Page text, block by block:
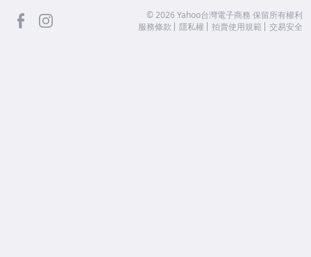
facebook ©2026 Yahoo台灣電子商務 保留所有權利
服務條款
隱私權 拍賣使用規範 交易安全